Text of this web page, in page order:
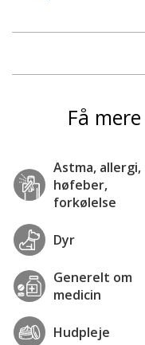
Få
Astma, allergi,
høfeber,
forkølelse
Dyr
Generelt om
medicin
Hudpleje